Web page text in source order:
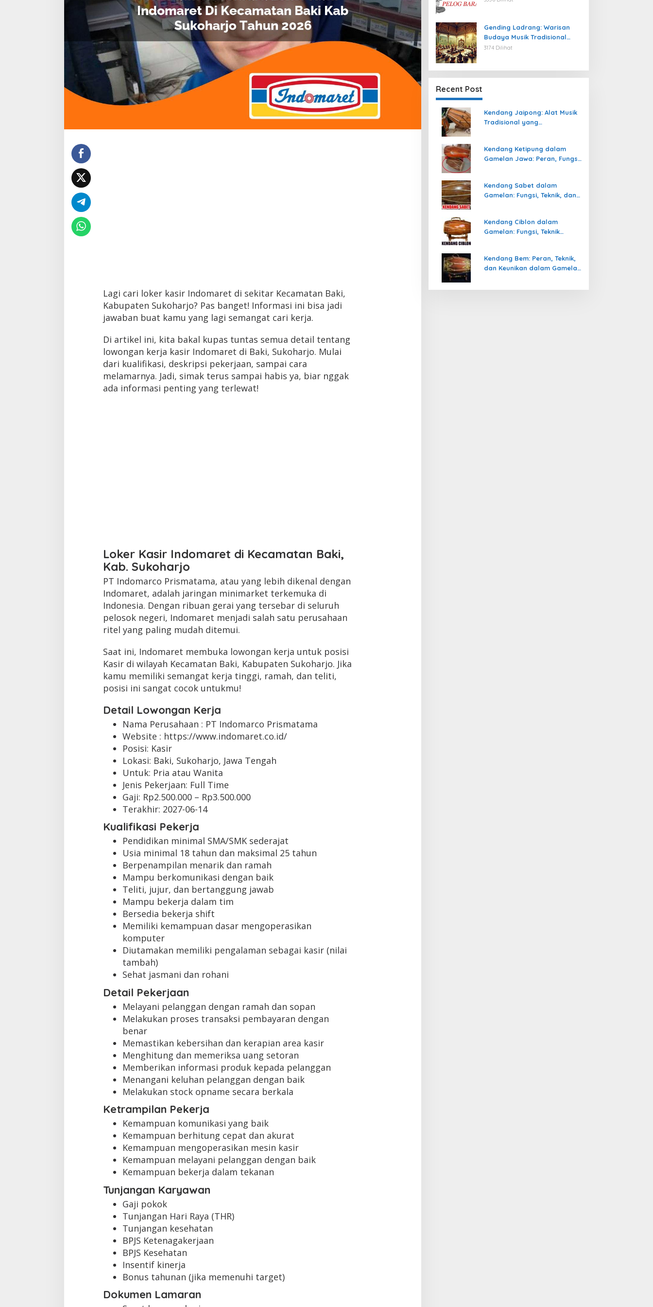
Lagi cari loker kasir Indomaret di sekitar Kecamatan Baki,
Kabupaten Sukoharjo? Pas banget! Informasi ini bisa jadi
jawaban buat kamu yang lagi semangat cari kerja.
Di artikel ini, kita bakal kupas tuntas semua detail tentang
lowongan kerja kasir Indomaret di Baki, Sukoharjo. Mulai
dari kualifikasi, deskripsi pekerjaan, sampai cara
melamarnya. Jadi, simak terus sampai habis ya, biar nggak
ada informasi penting yang terlewat!
Loker Kasir Indomaret di Kecamatan Baki,
Kab. Sukoharjo
PT Indomarco Prismatama, atau yang lebih dikenal dengan
Indomaret, adalah jaringan minimarket terkemuka di
Indonesia. Dengan ribuan gerai yang tersebar di seluruh
pelosok negeri, Indomaret menjadi salah satu perusahaan
ritel yang paling mudah ditemui.
Saat ini, Indomaret membuka lowongan kerja untuk posisi
Kasir di wilayah Kecamatan Baki, Kabupaten Sukoharjo. Jika
kamu memiliki semangat kerja tinggi, ramah, dan teliti,
posisi ini sangat cocok untukmu!
Detail Lowongan Kerja
Nama Perusahaan : PT Indomarco Prismatama
Website : https://www.indomaret.co.id/
Posisi: Kasir
Lokasi: Baki, Sukoharjo, Jawa Tengah
Untuk: Pria atau Wanita
Jenis Pekerjaan: Full Time
Gaji: Rp2.500.000– Rp3.500.000
Terakhir: 2027-06-14
Kualifikasi Pekerja
Pendidikan minimal SMA/SMK sederajat
Usia minimal 18 tahun dan maksimal 25 tahun
Berpenampilan menarik dan ramah
Mampu berkomunikasi dengan baik
Teliti, jujur, dan bertanggung jawab
Mampu bekerja dalam tim
Bersedia bekerja shift
Memiliki kemampuan dasar mengoperasikan
komputer
Diutamakan memiliki pengalaman sebagai kasir (nilai
tambah)
Sehat jasmani dan rohani
Detail Pekerjaan
Melayani pelanggan dengan ramah dan sopan
Melakukan proses transaksi pembayaran dengan
benar
Memastikan kebersihan dan kerapian area kasir
Menghitung dan memeriksa uang setoran
Memberikan informasi produk kepada pelanggan
Menangani keluhan pelanggan dengan baik
Melakukan stock opname secara berkala
Ketrampilan Pekerja
Kemampuan komunikasi yang baik
Kemampuan berhitung cepat dan akurat
Kemampuan mengoperasikan mesin kasir
Kemampuan melayani pelanggan dengan baik
Kemampuan bekerja dalam tekanan
Tunjangan Karyawan
Gaji pokok
Tunjangan Hari Raya (THR)
Tunjangan kesehatan
BPJS Ketenagakerjaan
BPJS Kesehatan
Insentif kinerja
Bonus tahunan (jika memenuhi target)
Dokumen Lamaran
Gending Ladrang: Warisan
Budaya Musik Tradisional
Jawa yang Abadi
3174 Dilihat
Recent Post
Kendang Jaipong: Alat Musik
Tradisional yang
Kendang Ketipung dalam
Gamelan Jawa: Peran, Fungsi,
Kendang Sabet dalam
Gamelan: Fungsi, Teknik, dan
Kendang Ciblon dalam
Gamelan: Fungsi, Teknik
Kendang Bem: Peran, Teknik,
dan Keunikan dalam Gamelan